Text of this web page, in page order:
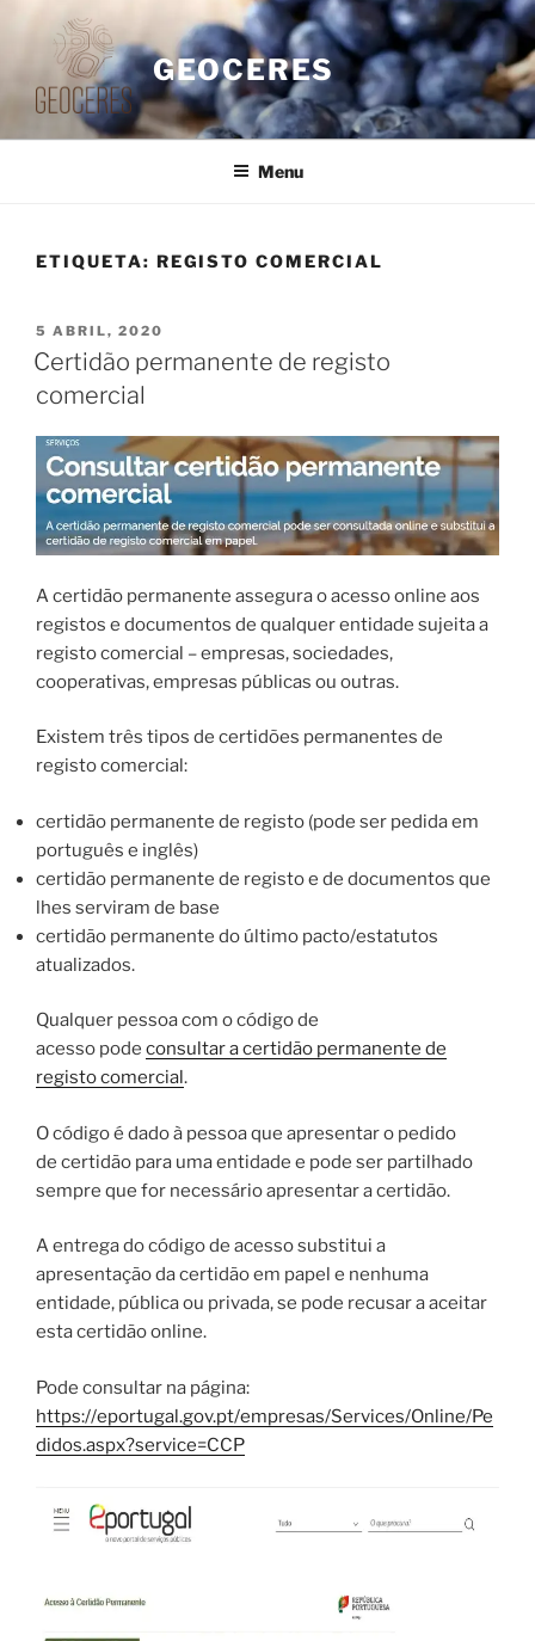
conteúdo
GEOCERES
Menu
ETIQUETA: REGISTO COMERCIAL
PUBLICADO
EM
5 ABRIL, 2020
Certidão permanente de registo
comercial
A certidão permanente assegura o acesso online aos
registos e documentos de qualquer entidade sujeita a
registo comercial – empresas, sociedades,
cooperativas, empresas públicas ou outras.
Existem três tipos de certidões permanentes de
registo comercial:
certidão permanente de registo (pode ser pedida em
português e inglês)
certidão permanente de registo e de documentos que
lhes serviram de base
certidão permanente do último pacto/estatutos
atualizados.
Qualquer pessoa com o código de
acesso pode consultar a certidão permanente de
registo comercial .
O código é dado à pessoa que apresentar o pedido
de certidão para uma entidade e pode ser partilhado
sempre que for necessário apresentar a certidão.
A entrega do código de acesso substitui a
apresentação da certidão em papel e nenhuma
entidade, pública ou privada, se pode recusar a aceitar
esta certidão online.
Pode consultar na página:
https://eportugal.gov.pt/empresas/Services/Online/Pe
didos.aspx?service=CCP